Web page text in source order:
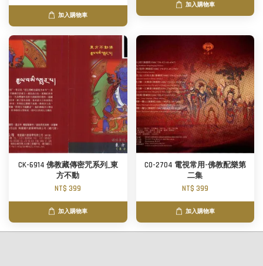
加入購物車
加入購物車
CK-6914 佛教藏傳密咒系列_東
方不動
NT$ 399
加入購物車
CO-2704 電視常用-佛教配樂第
二集
NT$ 399
加入購物車